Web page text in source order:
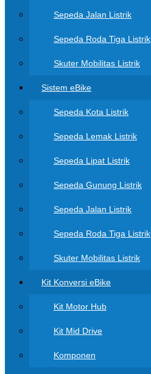
Sepeda Jalan Listrik
Sepeda Roda Tiga Listrik
Skuter Mobilitas Listrik
Sistem eBike
Sepeda Kota Listrik
Sepeda Lemak Listrik
Sepeda Lipat Listrik
Sepeda Gunung Listrik
Sepeda Jalan Listrik
Sepeda Roda Tiga Listrik
Skuter Mobilitas Listrik
Kit Konversi eBike
Kit Motor Hub
Kit Mid Drive
Komponen